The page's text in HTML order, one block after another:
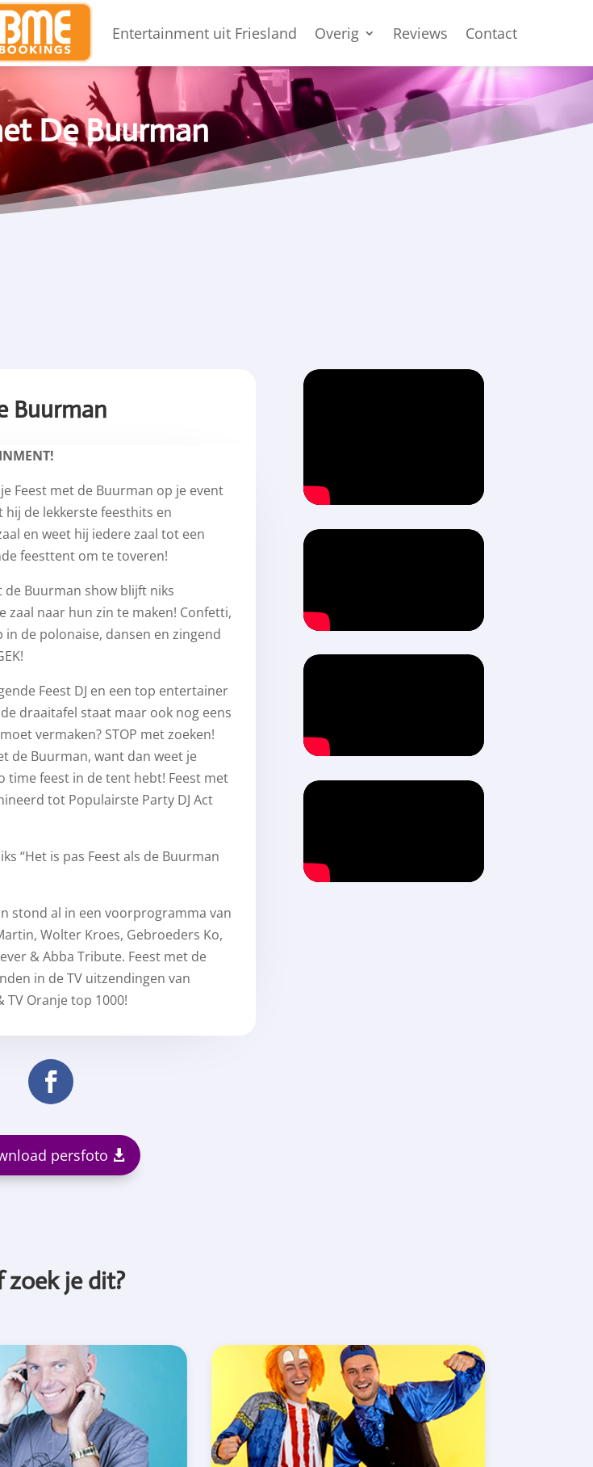
Entertainment uit Friesland Overig Reviews Contact
De Buurman
Buurman
Feest met de Buurman op je event
hij de lekkerste feesthits en
en weet hij iedere zaal tot een
feesttent om te toveren!
de Buurman show blijft niks
zaal naar hun zin te maken! Confetti,
de polonaise, dansen en zingend
Feest DJ en een top entertainer
draaitafel staat maar ook nog eens
vermaken? STOP met zoeken!
de Buurman, want dan weet je
time feest in de tent hebt! Feest met
tot Populairste Party DJ Act
“Het is pas Feest als de Buurman
stond al in een voorprogramma van
Wolter Kroes, Gebroeders Ko,
& Abba Tribute. Feest met de
in de TV uitzendingen van
Oranje top 1000!
persfoto
zoek je dit?